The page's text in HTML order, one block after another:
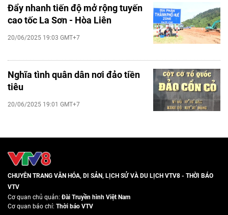
Đẩy nhanh tiến độ mở rộng tuyến
cao tốc La Sơn - Hòa Liên
20/06/2025 19:03 GMT+7
Nghĩa tình quân dân nơi đảo tiền
tiêu
20/06/2025 19:01 GMT+7
CHUYÊN TRANG VĂN HÓA, DI SẢN, LỊCH SỬ VÀ DU LỊCH VTV8 - THỜI BÁO
VTV
Cơ quan chủ quản:Đài Truyền hình Việt Nam
Cơ quan báo chí: Thời báo VTV